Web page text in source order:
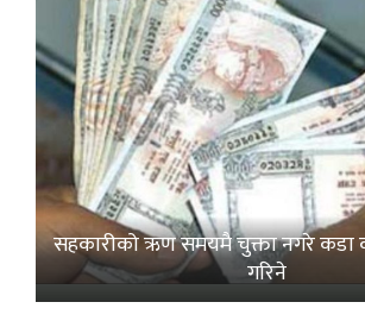
सहकारीको ऋण समयमै चुक्ता नगरे कडा
गरिने